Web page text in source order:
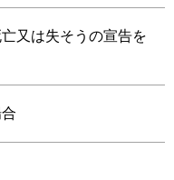
又は失そうの宣告を